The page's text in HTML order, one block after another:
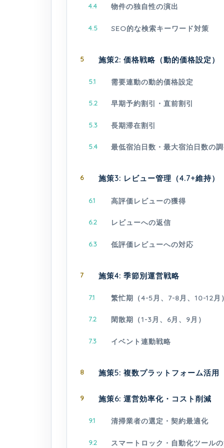
4.4 物件の独自性の演出
4.5 SEO的な検索キーワード対策
5 施策2: 価格戦略（動的価格設定）
5.1 需要連動の動的価格設定
5.2 早期予約割引・直前割引
5.3 長期滞在割引
5.4 最低宿泊日数・最大宿泊日数の
6 施策3: レビュー管理（4.7+維持）
6.1 高評価レビューの獲得
6.2 レビューへの返信
6.3 低評価レビューへの対応
7 施策4: 季節別運営戦略
7.1 繁忙期（4-5月、7-8月、10-12月
7.2 閑散期（1-3月、6月、9月）
7.3 イベント連動戦略
8 施策5: 複数プラットフォーム活用
9 施策6: 運営効率化・コスト削減
9.1 清掃業者の選定・契約最適化
9.2 スマートロック・自動化ツール